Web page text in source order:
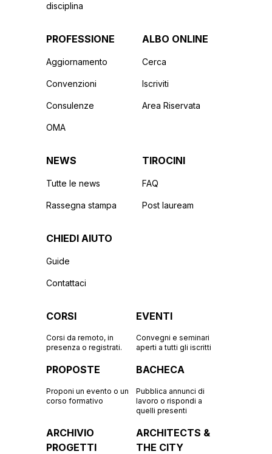
disciplina
PROFESSIONE
Aggiornamento
Convenzioni
Consulenze
OMA
ALBO ONLINE
Cerca
Iscriviti
Area Riservata
NEWS
Tutte le news
Rassegna stampa
TIROCINI
FAQ
Post lauream
CHIEDI AIUTO
Guide
Contattaci
CORSI
Corsi da remoto, in
presenza o registrati.
EVENTI
Convegni e seminari
aperti a tutti gli iscritti
PROPOSTE
Proponi un evento o un
corso formativo
BACHECA
Pubblica annunci di
lavoro o rispondi a
quelli presenti
ARCHIVIO
PROGETTI
ARCHITECTS &
THE CITY